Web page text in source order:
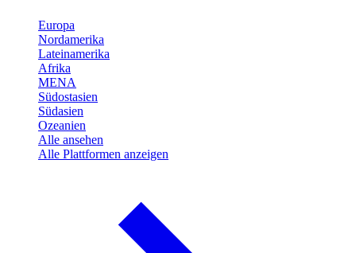
Europa
Nordamerika
Lateinamerika
Afrika
MENA
Südostasien
Südasien
Ozeanien
Alle ansehen
Alle Plattformen anzeigen